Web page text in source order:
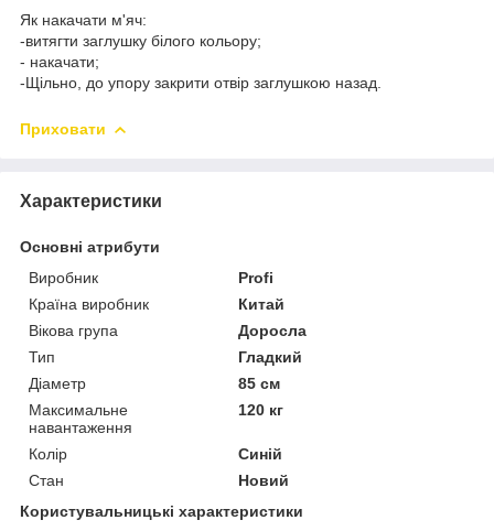
Як накачати м'яч:
-витягти заглушку білого кольору;
- накачати;
-Щільно, до упору закрити отвір заглушкою назад.
Приховати
Характеристики
Основні атрибути
Виробник
Profi
Країна виробник
Китай
Вікова група
Доросла
Тип
Гладкий
Діаметр
85 см
Максимальне
навантаження
120 кг
Колір
Синій
Стан
Новий
Користувальницькі характеристики